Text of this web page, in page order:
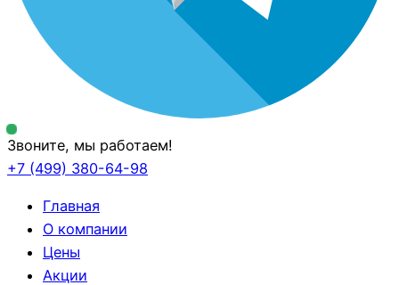
Звоните, мы работаем!
+7 (499) 380-64-98
Главная
О компании
Цены
Акции